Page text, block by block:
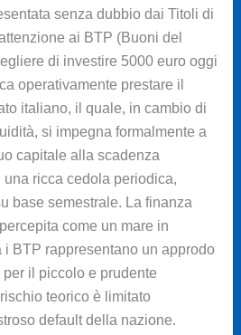
senza dubbio dai Titoli di
ai BTP (Buoni del
di investire 5000 euro oggi
operativamente prestare il
italiano, il quale, in cambio di
si impegna formalmente a
capitale alla scadenza
ricca cedola periodica,
base semestrale. La finanza
come un mare in
i BTP rappresentano un approdo
il piccolo e prudente
teorico è limitato
default della nazione.